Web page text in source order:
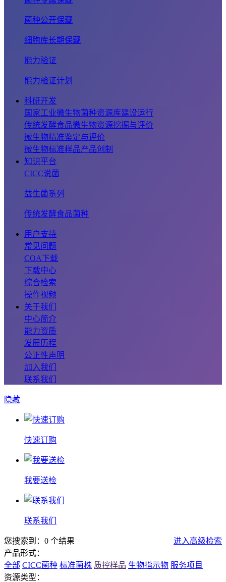
菌种公开保藏
细胞库长期保藏
能力验证
能力验证计划
科研开发
国家工业微生物菌种资源库建设运行
传统发酵食品微生物资源挖掘与评价
微生物精准鉴定与评价
微生物标准样品产品创制
知识平台
CICC说菌
益生菌系列
传统发酵食品菌种
用户支持
常见问题
COA下载
下载中心
综合检索
操作视频
关于我们
中心简介
能力资质
发展历程
公正性声明
加入我们
联系我们
隐藏
快速订购
我要送检
联系我们
您搜索到：0 个结果
进入高级检索
产品形式：
全部 CICC菌种 标准菌株 质控样品 生物指示物 服务项目
资源类型：